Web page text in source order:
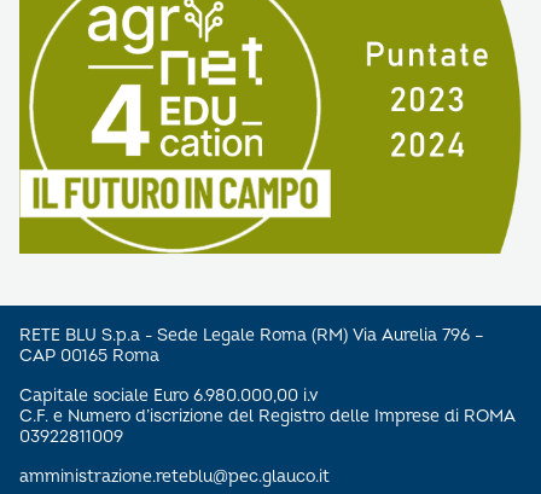
RETE BLU S.p.a - Sede Legale Roma (RM) Via Aurelia 796 –
CAP 00165 Roma
Capitale sociale Euro 6.980.000,00 i.v
C.F. e Numero d’iscrizione del Registro delle Imprese di ROMA
03922811009
amministrazione.reteblu@pec.glauco.it